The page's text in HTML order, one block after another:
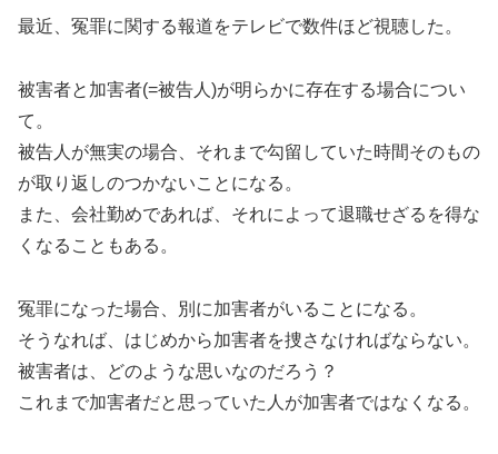
最近、冤罪に関する報道をテレビで数件ほど視聴した。
被害者と加害者(=被告人)が明らかに存在する場合につい
て。
被告人が無実の場合、それまで勾留していた時間そのもの
が取り返しのつかないことになる。
また、会社勤めであれば、それによって退職せざるを得な
くなることもある。
冤罪になった場合、別に加害者がいることになる。
そうなれば、はじめから加害者を捜さなければならない。
被害者は、どのような思いなのだろう？
これまで加害者だと思っていた人が加害者ではなくなる。